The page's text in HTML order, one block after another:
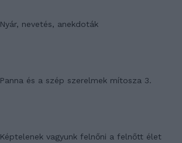
Nyár, nevetés, anekdoták
Panna és a szép szerelmek mítosza 3.
Képtelenek vagyunk felnőni a felnőtt élet